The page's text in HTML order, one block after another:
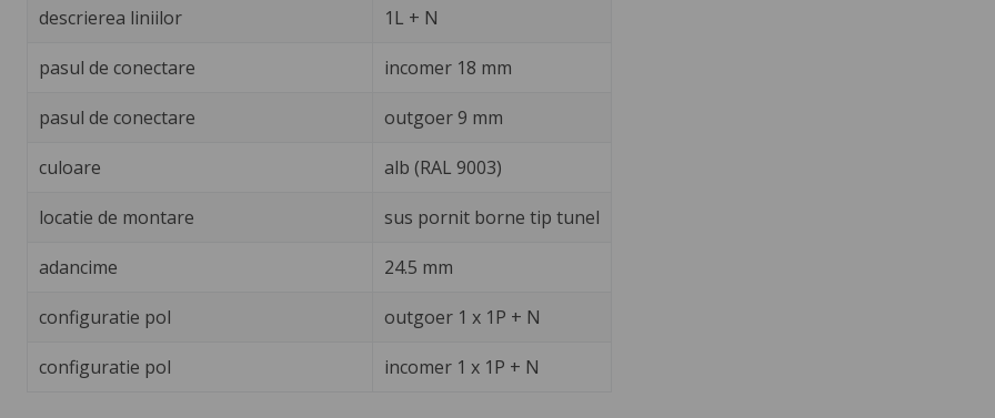
descrierea liniilor 1L + N
pasul de conectare incomer 18 mm
pasul de conectare outgoer 9 mm
culoare alb (RAL 9003)
locatie de montare sus pornit borne tip tunel
adancime 24.5 mm
configuratie pol outgoer 1 x 1P + N
configuratie pol incomer 1 x 1P + N